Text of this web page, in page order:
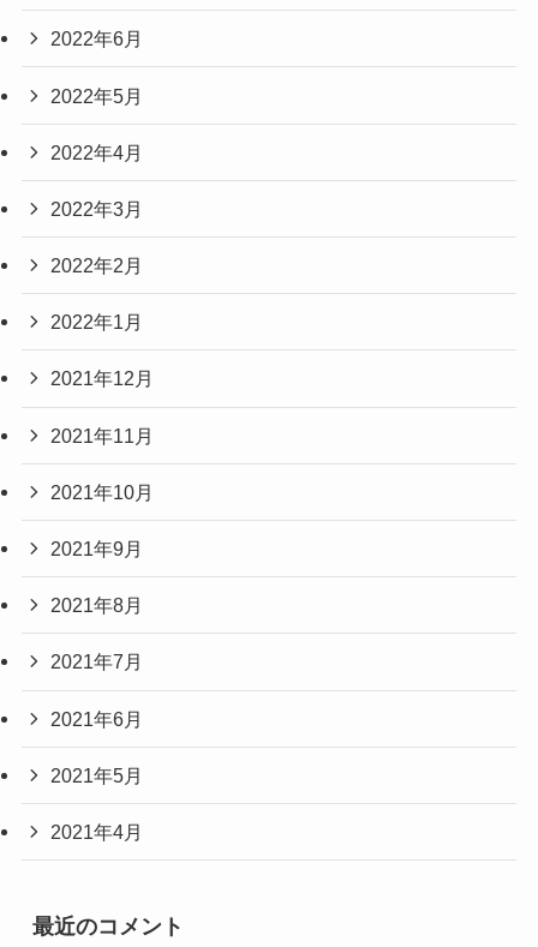
2022年6月
2022年5月
2022年4月
2022年3月
2022年2月
2022年1月
2021年12月
2021年11月
2021年10月
2021年9月
2021年8月
2021年7月
2021年6月
2021年5月
2021年4月
最近のコメント